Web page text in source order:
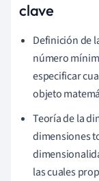
clave
Definición de
número
especificar
objeto
Teoría de la
dimensiones
las cuales